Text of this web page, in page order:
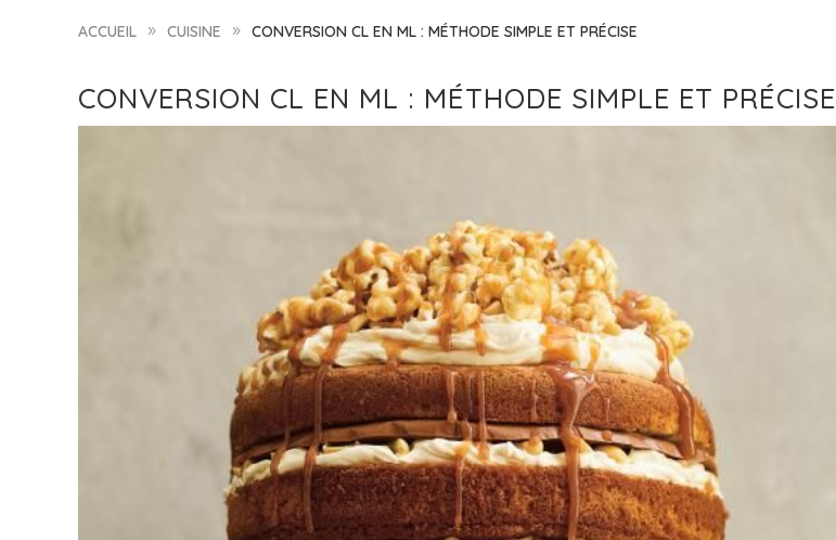
ACCUEIL 9 CUISINE 9 CONVERSION CL EN ML : MÉTHODE SIMPLE ET PRÉCISE
CONVERSION CL EN ML : MÉTHODE SIMPLE ET PRÉCISE